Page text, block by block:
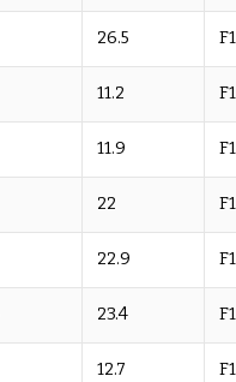
26.5 F1
11.2 F1
11.9 F1
22 F1
22.9 F1
23.4 F1
12.7 F1